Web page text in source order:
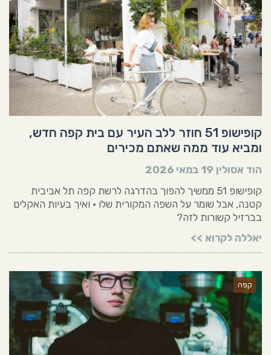
קופישופ 51 חוזר ללב העיר עם בית קפה חדש,
ומביא עוד ממה שאתם מכירים
הוד אסולין 19 במאי 2026
קופישופ 51 ממשיך להפוך בהדרגה לרשת קפה תל אביבית
קטנה, אבל שומר על השפה המקורית שלו • ואיך בעיות האקלים
בברזיל קשורות לזה?
יאללה לקרוא >>
קפה